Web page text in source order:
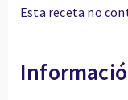
Esta receta no